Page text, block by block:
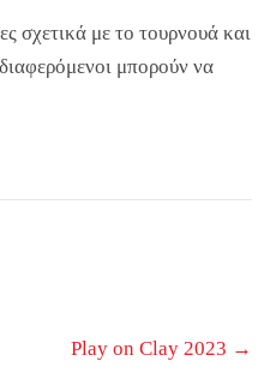
σχετικά με το τουρνουά και
μπορούν να
Play on Clay 2023 →